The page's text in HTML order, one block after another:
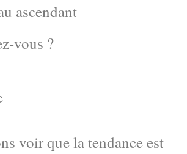
ascendant
vous ?
voir que la tendance est